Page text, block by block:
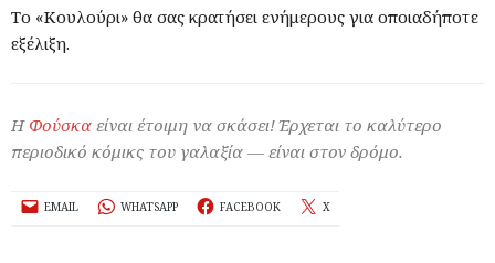
Το «Κουλούρι» θα σας κρατήσει ενήμερους για οποιαδήποτε
εξέλιξη.
Η Φούσκα είναι έτοιμη να σκάσει! Έρχεται το καλύτερο
περιοδικό κόμικς του γαλαξία — είναι στον δρόμο.
EMAIL WHATSAPP FACEBOOK X